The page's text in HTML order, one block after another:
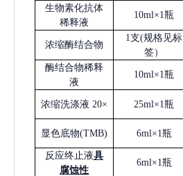
生物素化抗体
稀释液
10ml×1瓶
浓缩酶结合物
1支(规格见标
签）
酶结合物稀释
液
10ml×1瓶
浓缩洗涤液 20× 25ml×1瓶
显色底物(TMB) 6ml×1瓶
反应终止液具
腐蚀性
6ml×1瓶